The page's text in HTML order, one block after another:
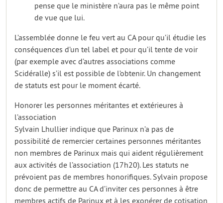
pense que le ministère n’aura pas le même point
de vue que lui.
L’assemblée donne le feu vert au CA pour qu’il étudie les
conséquences d’un tel label et pour qu’il tente de voir
(par exemple avec d’autres associations comme
Scidéralle) s’il est possible de l’obtenir. Un changement
de statuts est pour le moment écarté.
Honorer les personnes méritantes et extérieures à
l’association
Sylvain Lhullier indique que Parinux n’a pas de
possibilité de remercier certaines personnes méritantes
non membres de Parinux mais qui aident régulièrement
aux activités de l’association (17h20). Les statuts ne
prévoient pas de membres honorifiques. Sylvain propose
donc de permettre au CA d’inviter ces personnes à être
membres actifs de Parinux et à les exonérer de cotisation